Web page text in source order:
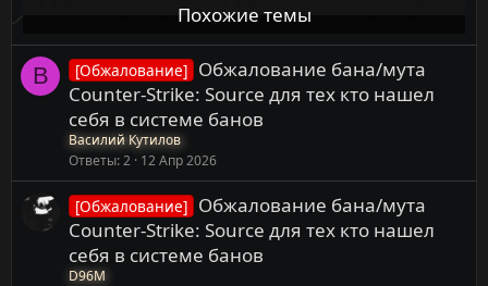
Похожие темы
В [Обжалование] Обжалование бана/мута
Counter-Strike: Source для тех кто нашел
себя в системе банов
Василий Кутилов
Ответы 2 12 Апр 2026
[Обжалование] Обжалование бана/мута
Counter-Strike: Source для тех кто нашел
себя в системе банов
D96M